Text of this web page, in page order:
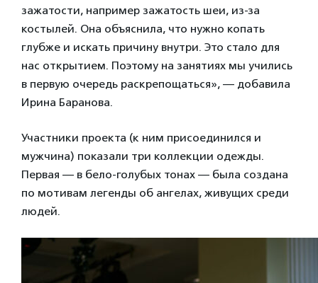
зажатости, например зажатость шеи, из-за
костылей. Она объяснила, что нужно копать
глубже и искать причину внутри. Это стало для
нас открытием. Поэтому на занятиях мы учились
в первую очередь раскрепощаться», — добавила
Ирина Баранова.
Участники проекта (к ним присоединился и
мужчина) показали три коллекции одежды.
Первая — в бело-голубых тонах — была создана
по мотивам легенды об ангелах, живущих среди
людей.